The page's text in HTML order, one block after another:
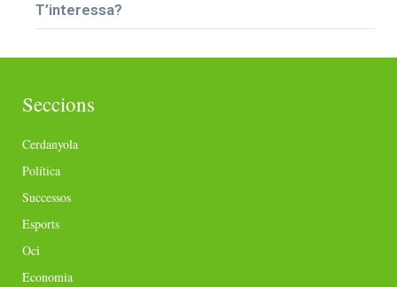
T’interessa?
Seccions
Cerdanyola
Política
Successos
Esports
Oci
Economia